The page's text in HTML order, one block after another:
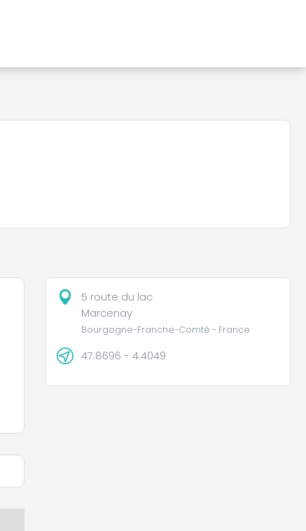
5 route du lac
Marcenay
Bourgogne-Franche-Comté - France
47.8696 - 4.4049